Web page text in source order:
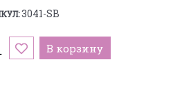
3041-SB
В корзину